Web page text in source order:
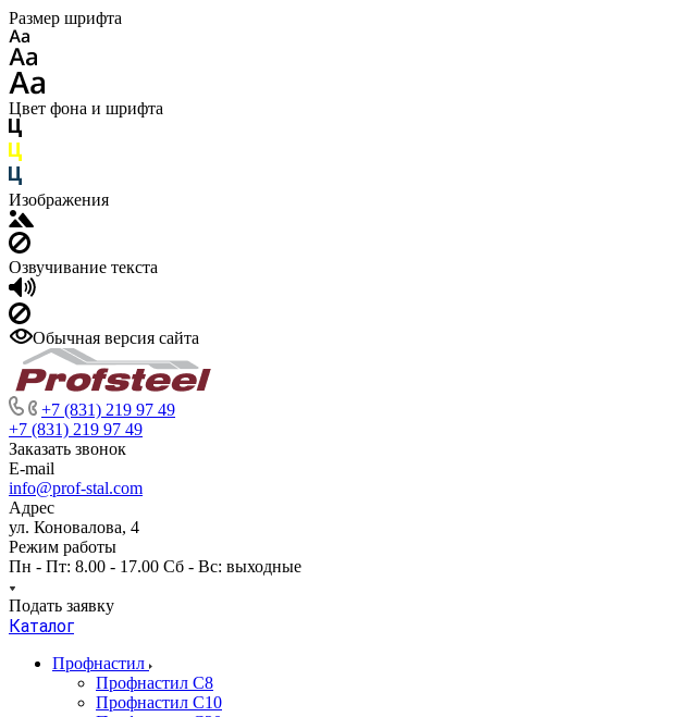
Размер шрифта
Цвет фона и шрифта
Изображения
Озвучивание текста
Обычная версия сайта
+7 (831) 219 97 49
+7 (831) 219 97 49
Заказать звонок
E-mail
info@prof-stal.com
Адрес
ул. Коновалова, 4
Режим работы
Пн - Пт: 8.00 - 17.00 Сб - Вс: выходные
Подать заявку
Каталог
Профнастил
Профнастил С8
Профнастил С10